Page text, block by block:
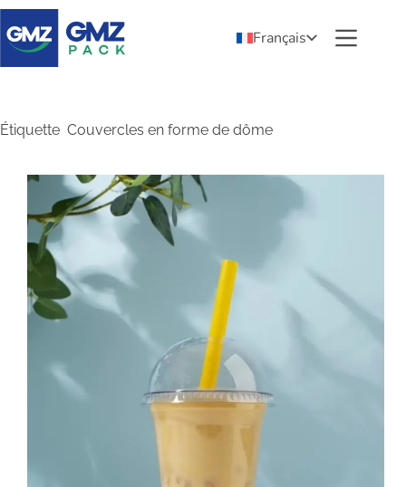
Français
Étiquette Couvercles en forme de dôme